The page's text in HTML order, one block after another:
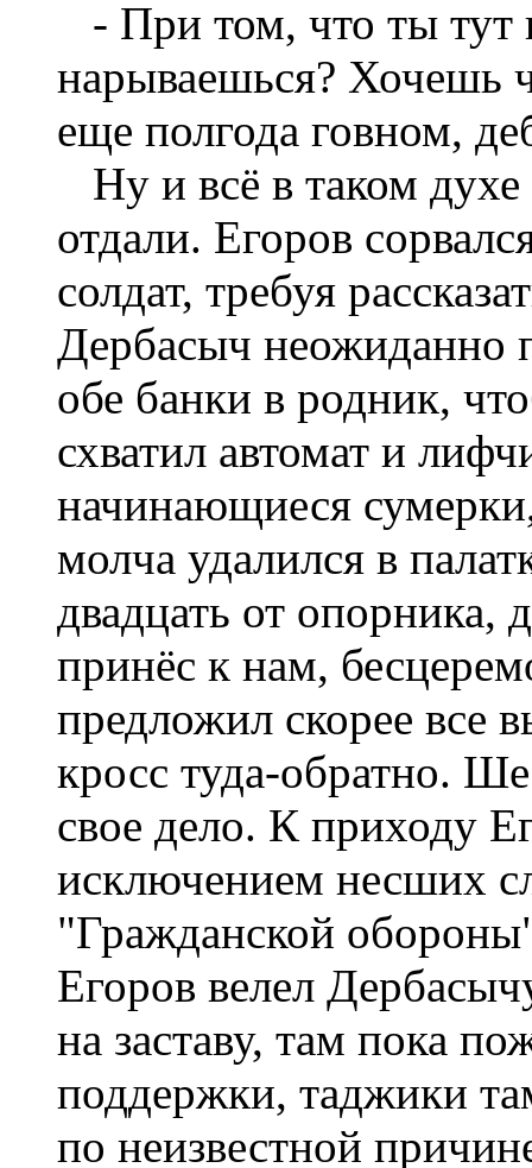
- При том, что ты тут
нарываешься? Хочешь
еще полгода говном,
Ну и всё в таком
отдали. Егоров
солдат, требуя
Дербасыч неожиданно
обе банки в родник,
схватил автомат и
начинающиеся
молча удалился в
двадцать от опорника,
принёс к нам,
предложил скорее все
кросс туда-обратно.
свое дело. К приходу
исключением несших
"Гражданской
Егоров велел
на заставу, там пока
поддержки, таджики
по неизвестной